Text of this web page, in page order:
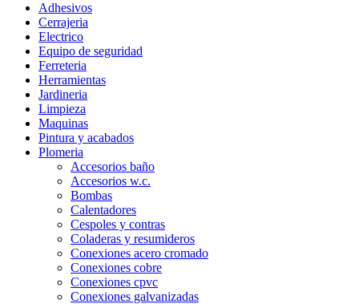
Adhesivos
Cerrajeria
Electrico
Equipo de seguridad
Ferreteria
Herramientas
Jardineria
Limpieza
Maquinas
Pintura y acabados
Plomeria
Accesorios baño
Accesorios w.c.
Bombas
Calentadores
Cespoles y contras
Coladeras y resumideros
Conexiones acero cromado
Conexiones cobre
Conexiones cpvc
Conexiones galvanizadas